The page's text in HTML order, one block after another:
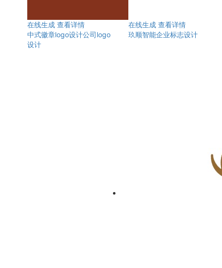
在线生成 查看详情
中式徽章logo设计公司logo
设计
在线生成 查看详情
玖顺智能企业标志设计